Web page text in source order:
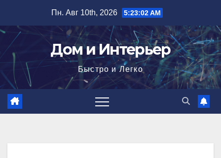
содержимому
Пн. Авг 10th, 2026 5:23:04 AM
Дом и Интерьер
Быстро и Легко